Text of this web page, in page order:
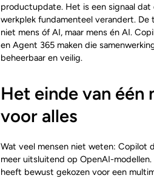
productupdate. Het is een signaal dat
werkplek fundamenteel verandert. De
niet mens óf AI, maar mens én AI.
en Agent 365 maken die
beheerbaar en veilig.
Het einde van één
voor alles
Wat veel mensen niet weten: Copilot
meer uitsluitend op OpenAI-
heeft bewust gekozen voor een